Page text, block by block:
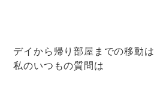
デイから帰り部屋までの移動は
私のいつもの質問は